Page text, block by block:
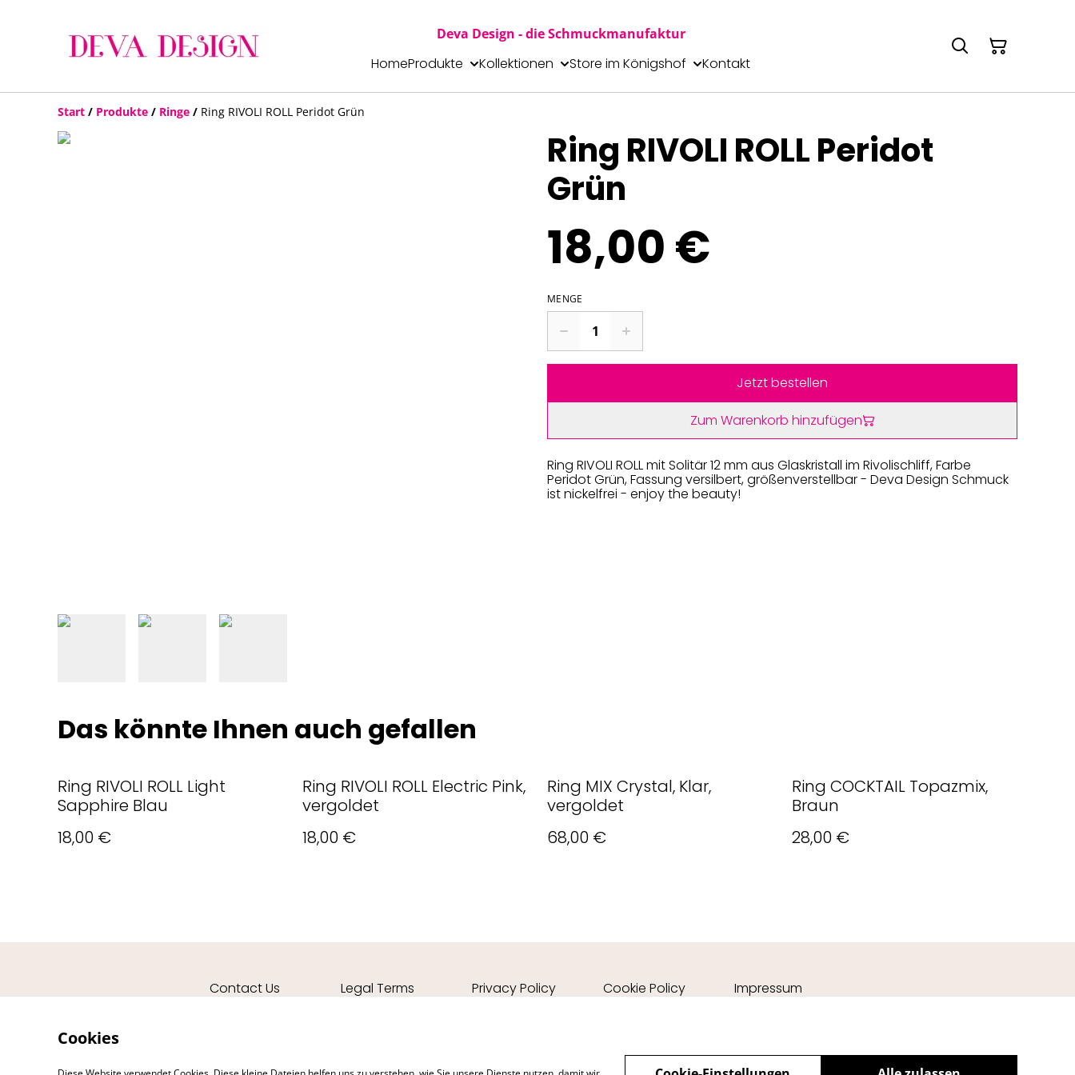
Deva Design - die Schmuckmanufaktur
HomeProdukte Kollektionen Store im Königshof Kontakt
Start / Produkte / Ringe / Ring RIVOLI ROLL Peridot Grün
Ring RIVOLI ROLL Peridot
Grün
18,00 €
MENGE
Jetzt bestellen
Zum Warenkorb hinzufügen
Ring RIVOLI ROLL mit Solitär 12 mm aus Glaskristall im Rivolischliff, Farbe
Peridot Grün, Fassung versilbert, größenverstellbar - Deva Design Schmuck
ist nickelfrei - enjoy the beauty!
Das könnte Ihnen auch gefallen
Ring RIVOLI ROLL Light
Sapphire Blau
18,00 €
Ring RIVOLI ROLL Electric Pink,
vergoldet
18,00 €
Ring MIX Crystal, Klar,
vergoldet
68,00 €
Ring COCKTAIL Topazmix,
Braun
28,00 €
Contact Us Legal Terms Privacy Policy Cookie Policy Impressum
Cookies